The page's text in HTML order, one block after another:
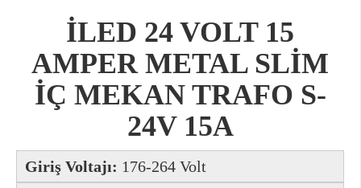
İLED 24 VOLT 15
AMPER METAL SLİM
İÇ MEKAN TRAFO S-
24V 15A
Giriş Voltajı: 176-264 Volt